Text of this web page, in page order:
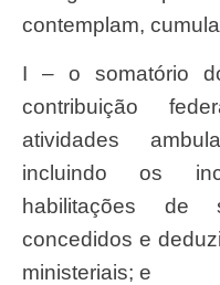
contemplam,
I – o somatório dos recursos referentes à
contribuição
atividades
incluindo os
habilitações
concedidos e
ministeriais; e